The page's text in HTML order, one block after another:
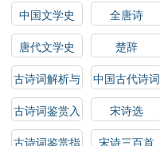
研究
中国文学史 全唐诗
唐代文学史 楚辞
古诗词解析与
鉴赏
中国古代诗词
概论
古诗词鉴赏入
门
宋诗选
古诗词鉴赏指
宋诗三百首